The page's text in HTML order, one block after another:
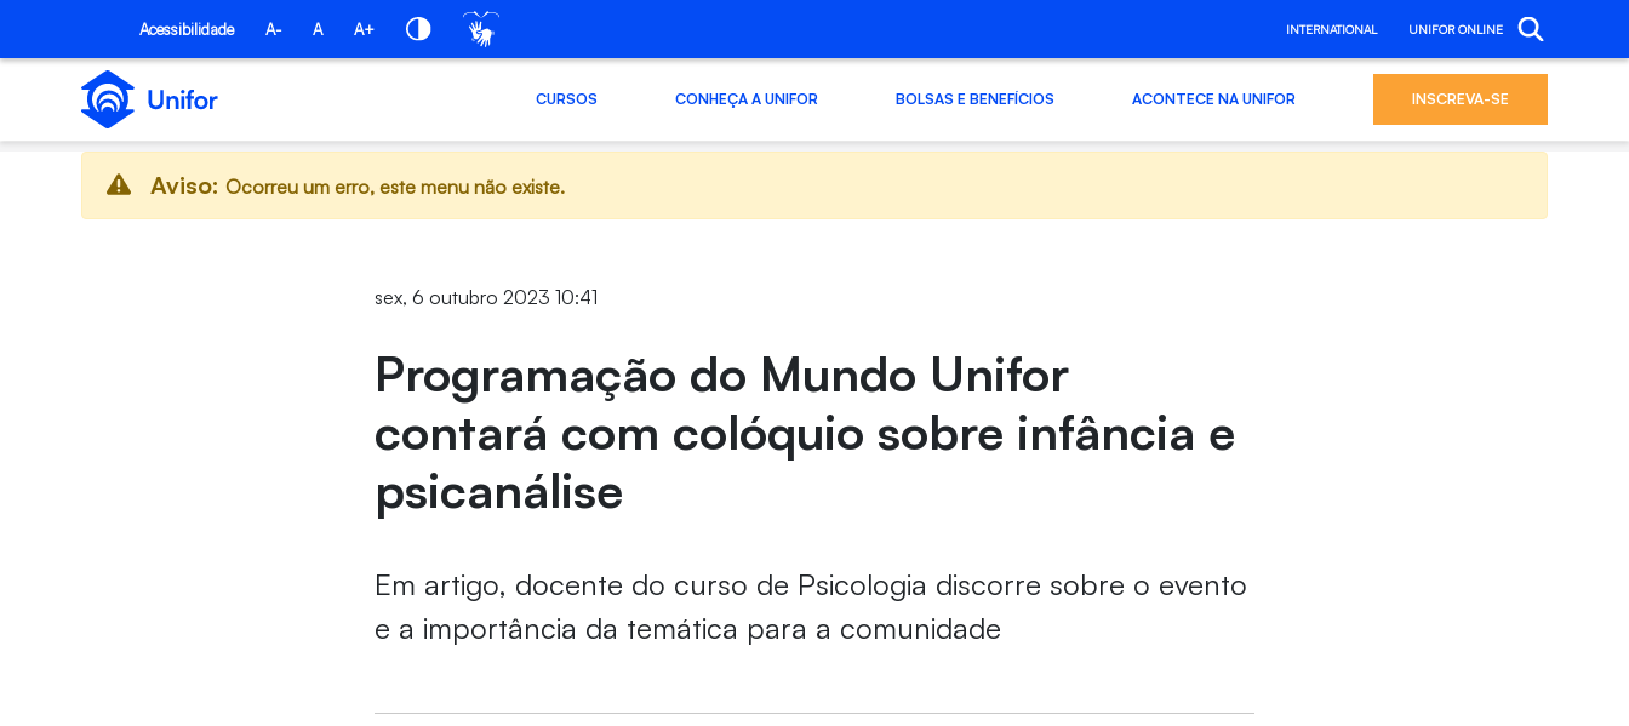
Pular para o Conteúdo principal
Acessibilidade A- A A+ INTERNATIONAL UNIFOR ONLINE
CURSOS CONHEÇA A UNIFOR BOLSAS E BENEFÍCIOS ACONTECE NA UNIFOR INSCREVA-SE
Aviso: Ocorreu um erro, este menu não existe.
sex, 6 outubro 2023 10:41
Programação do Mundo Unifor
contará com colóquio sobre infância e
psicanálise
Em artigo, docente do curso de Psicologia discorre sobre o evento
e a importância da temática para a comunidade